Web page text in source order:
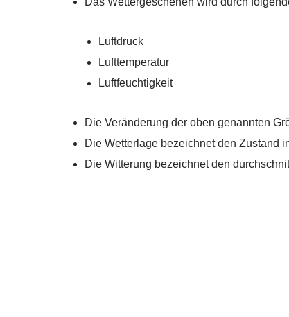
Luftdruck
Lufttemperatur
Luftfeuchtigkeit
Die Veränderung der oben genannten
Die Wetterlage bezeichnet den Zustand
Die Witterung bezeichnet den